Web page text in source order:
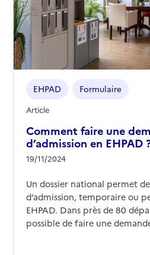
Comment faire une
d’admission en EHPAD
19/11/2024
EHPAD Formulaire
Article
Un dossier national permet
d’admission, temporaire ou
EHPAD. Dans près de 80
possible de faire une